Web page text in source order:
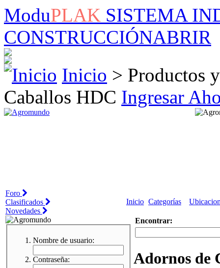
ModuPLAK SISTEMA
CONSTRUCCIÓNABRIR
Inicio > Productos
Caballos HDC Ingresar
Foro
Clasificados
Novedades
Nombre de usuario:
Contraseña:
Inicio Categorías
Encontrar:
Adornos de